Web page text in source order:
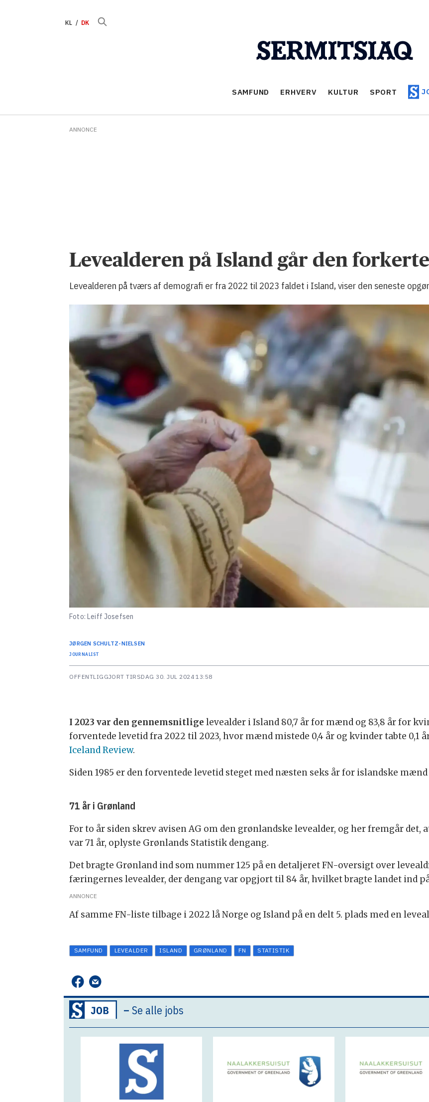
KL DK
SAMFUND ERHVERV KULTUR SPORT
ANNONCE
Levealderen på Island går den
Levealderen på tværs af demografi er fra 2022 til 2023 faldet i Island, viser den seneste
Foto: Leiff Josefsen
JØRGEN SCHULTZ-NIELSEN
JOURNALIST
OFFENTLIGGJORT TIRSDAG 30. JUL 2024 13:58
I 2023 var den gennemsnitlige levealder i Island 80,7 år for mænd og 83,8 år for
forventede levetid fra 2022 til 2023, hvor mænd mistede 0,4 år og kvinder tabte 0,1
Iceland Review.
Siden 1985 er den forventede levetid steget med næsten seks år for islandske
71 år i Grønland
For to år siden skrev avisen AG om den grønlandske levealder, og her fremgår det,
var 71 år, oplyste Grønlands Statistik dengang.
Det bragte Grønland ind som nummer 125 på en detaljeret FN-oversigt over
færingernes levealder, der dengang var opgjort til 84 år, hvilket bragte landet ind
ANNONCE
Af samme FN-liste tilbage i 2022 lå Norge og Island på en delt 5. plads med en
SAMFUND LEVEALDER ISLAND GRØNLAND FN STATISTIK
– Se alle jobs